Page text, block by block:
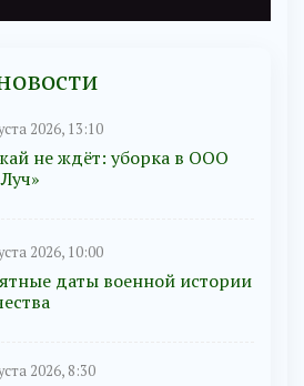
2026, 13:10
не ждёт: уборка в ООО
2026, 10:00
даты военной истории
2026, 8:30